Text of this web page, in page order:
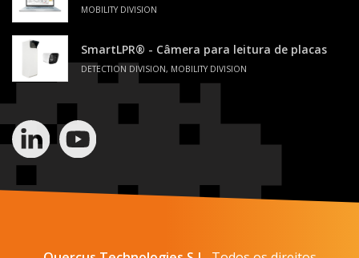
MOBILITY DIVISION
SmartLPR® - Câmera para leitura de placas
DETECTION DIVISION, MOBILITY DIVISION